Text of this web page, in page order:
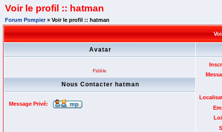
Voir le profil :: hatman
Forum Pompier» Voir le profil :: hatman
Avatar
Fidèle
Nous Contacter hatman
Message Privé: